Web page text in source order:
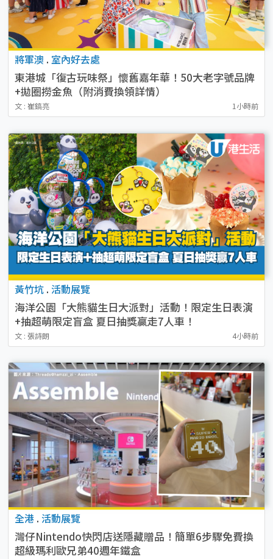
將軍澳 . 室內好去處
東港城「復古玩味祭」懷舊嘉年華！50大老字號品牌
+拋圈撈金魚（附消費換領詳情）
文 : 崔鎬亮 1小時前
黃竹坑 . 活動展覽
海洋公園「大熊貓生日大派對」活動！限定生日表演
+抽超萌限定盲盒 夏日抽獎贏走7人車！
文 : 張詩朗 4小時前
全港 . 活動展覽
灣仔Nintendo快閃店送隱藏贈品！簡單6步驟免費換
超級瑪利歐兄弟40週年鐵盒